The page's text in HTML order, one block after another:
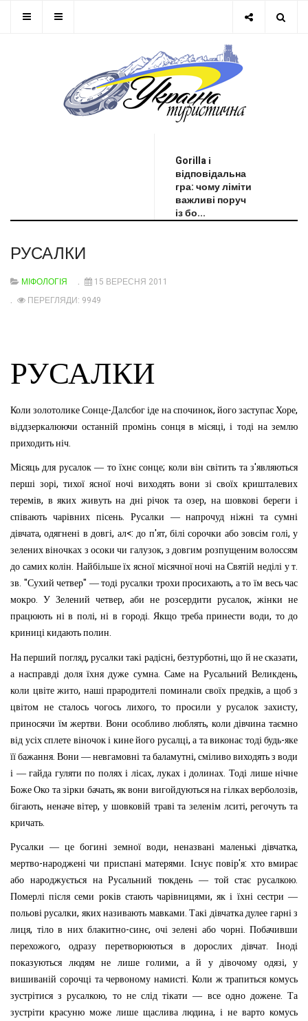
Gorilla і
відповідальна
гра: чому ліміти
важливі поруч
із бо...
РУСАЛКИ
МІФОЛОГІЯ
15 ВЕРЕСНЯ 2011
ПЕРЕГЛЯДИ: 9949
РУСАЛКИ
Коли золотолике Сонце-Далсбог іде на спочинок, його заступає Хоре,
віддзеркалюючи останній промінь сонця в місяці,і тоді на землю
приходить ніч.
Місяць для русалок — то їхнє сонце; коли він світить та з'являються
перші зорі, тихої ясної ночі виходять вони зі своїх кришталевих
теремів, в яких живуть на дні річок та озер, на шовкові береги і
співають чарівних пісень. Русалки — напрочуд ніжні та сумні
дівчата,одягнені в довгі, ал<:до п'ят, білі сорочки або зовсім голі,у
зелених віночках з осоки чи галузок,з довгим розпущеним волоссям
до самих колін. Найбільше їх ясної місячної ночі на Святій неділі у т.
зв. "Сухий четвер" — тоді русалки трохи просихають, а то їм весь час
мокро. У Зелений четвер, аби не розсердити русалок, жінки не
працюють ні в полі,ні в городі.Якщо треба принести води, то до
криниці кидають полин.
На перший погляд, русалки такі радісні, безтурботні,що й не сказати,
а насправді доля їхня дуже сумна.Саме на Русальний Великдень,
коли цвіте жито, наші прародителі поминали своїх предків, а щоб з
цвітом не сталось чогось лихого,то просили у русалок захисту,
приносячи їм жертви. Вони особливо люблять, коли дівчина таємно
від усіх сплете віночок і кине його русалці, а та виконає тоді будь-яке
її бажання.Вони — невгамовні та баламутні, сміливо виходять з води
і — гайда гуляти по полях і лісах,луках і долинах.Тоді лише нічне
Боже Око та зірки бачать,як вони вигойдуються на гілках верболозів,
бігають, неначе вітер,у шовковій траві та зеленім лситі,регочуть та
кричать.
Русалки — це богині земної води, неназвані маленькі дівчатка,
мертво-народжені чи приспані матерями. Існує повір'я: хто вмирає
або народжується на Русальний тюкдень — той стає русалкою.
Померлі після семи років стають чарівницями,як і їхні сестри —
польові русалки, яких називають мавками.Такі дівчатка дулее гарні з
лиця, тіло в них блакитно-синє, очі зелені або чорні.Побачивши
перехожого,одразу перетворюються в дорослих дівчат.Іноді
показуються
людям не лише голими, а й у дівочому одязі,
у
вишиваній сорочці та червоному намисті. Коли ж трапиться комусь
зустрітися з русалкою, то не слід тікати — все одно дожене.Та
зустріти красуню може лише щаслива людина,і не варто комусь